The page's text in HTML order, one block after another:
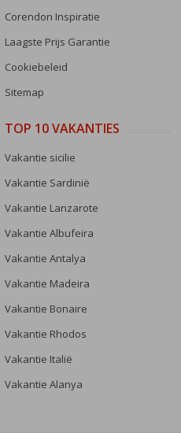
Corendon Inspiratie
Laagste Prijs Garantie
Cookiebeleid
Sitemap
TOP 10 VAKANTIES
Vakantie sicilie
Vakantie Sardinië
Vakantie Lanzarote
Vakantie Albufeira
Vakantie Antalya
Vakantie Madeira
Vakantie Bonaire
Vakantie Rhodos
Vakantie Italië
Vakantie Alanya